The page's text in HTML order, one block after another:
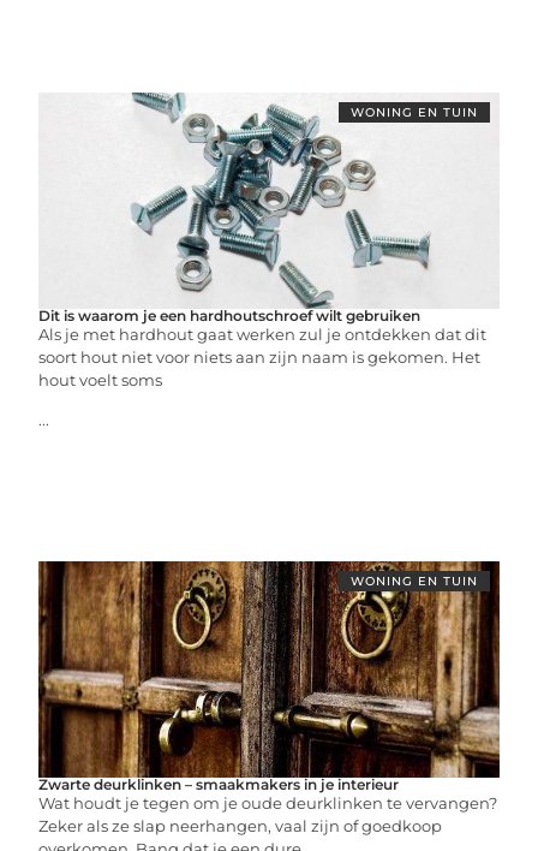
WONING EN TUIN
Dit is waarom je een hardhoutschroef wilt gebruiken
Als je met hardhout gaat werken zul je ontdekken dat dit
soort hout niet voor niets aan zijn naam is gekomen. Het
hout voelt soms
...
WONING EN TUIN
Zwarte deurklinken – smaakmakers in je interieur
Wat houdt je tegen om je oude deurklinken te vervangen?
Zeker als ze slap neerhangen, vaal zijn of goedkoop